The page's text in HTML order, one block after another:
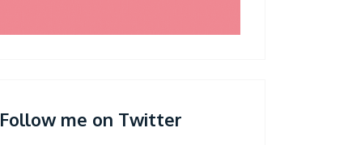
Follow me on Twitter